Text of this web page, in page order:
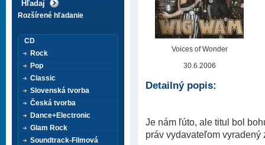
Voices of Wonder
30.6.2006
Detailný popis:
Je nám ľúto, ale titul bol
práv vydavateľom vyradený
Rozšírené hľadanie
CD
Rock
Pop
Classic
Slovenská tvorba
Česká tvorba
Dance+Electronic
Glam Rock
Soundtrack-Filmová